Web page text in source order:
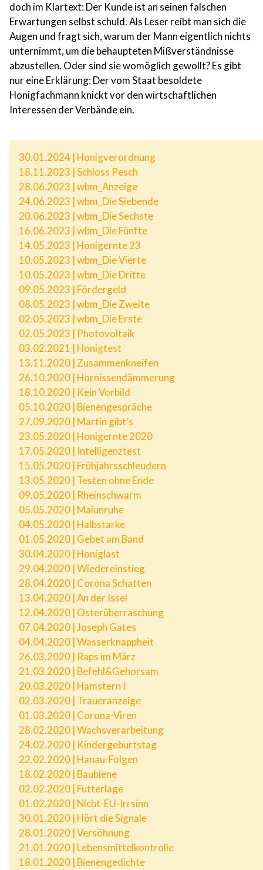
doch im Klartext: Der Kunde ist an seinen falschen
Erwartungen selbst schuld. Als Leser reibt man sich die
Augen und fragt sich, warum der Mann eigentlich nichts
unternimmt, um die behaupteten Mißverständnisse
abzustellen. Oder sind sie womöglich gewollt? Es gibt
nur eine Erklärung: Der vom Staat besoldete
Honigfachmann knickt vor den wirtschaftlichen
Interessen der Verbände ein.
30.01.2024 | Honigverordnung
18.11.2023 | Schloss Pesch
28.06.2023 | wbm_Anzeige
24.06.2023 | wbm_Die Siebende
20.06.2023 | wbm_Die Sechste
16.06.2023 | wbm_Die Fünfte
14.05.2023 | Honigernte 23
10.05.2023 | wbm_Die Vierte
10.05.2023 | wbm_Die Dritte
09.05.2023 | Fördergeld
08.05.2023 | wbm_Die Zweite
02.05.2023 | wbm_Die Erste
02.05.2023 | Photovoltaik
03.02.2021 | Honigtest
13.11.2020 | Zusammenkneifen
26.10.2020 | Hornissendämmerung
18.10.2020 | Kein Vorbild
05.10.2020 | Bienengespräche
27.09.2020 | Martin gibt's
23.05.2020 | Honigernte 2020
17.05.2020 | Intelligenztest
15.05.2020 | Frühjahrsschleudern
13.05.2020 | Testen ohne Ende
09.05.2020 | Rheinschwarm
05.05.2020 | Maiunruhe
04.05.2020 | Halbstarke
01.05.2020 | Gebet am Band
30.04.2020 | Honiglast
29.04.2020 | Wiedereinstieg
28.04.2020 | Corona Schatten
13.04.2020 | An der Issel
12.04.2020 | Osterüberraschung
07.04.2020 | Joseph Gates
04.04.2020 | Wasserknappheit
26.03.2020 | Raps im März
21.03.2020 | Befehl&Gehorsam
20.03.2020 | Hamstern I
02.03.2020 | Traueranzeige
01.03.2020 | Corona-Viren
28.02.2020 | Wachsverarbeitung
24.02.2020 | Kindergeburtstag
22.02.2020 | Hanau-Folgen
18.02.2020 | Baubiene
02.02.2020 | Futterlage
01.02.2020 | Nicht-EU-Irrsinn
30.01.2020 | Hört die Signale
28.01.2020 | Versöhnung
21.01.2020 | Lebensmittelkontrolle
18.01.2020 | Bienengedichte